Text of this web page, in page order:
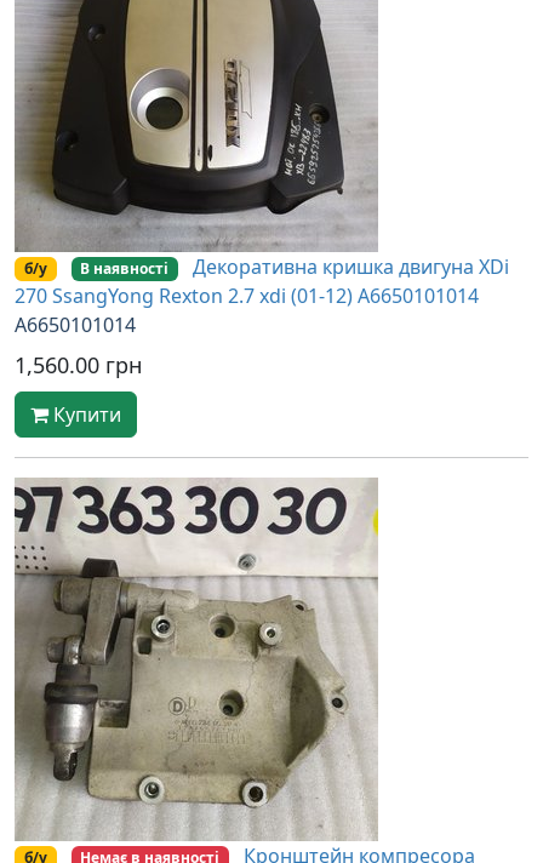
б/у В наявності
Декоративна кришка двигуна XDi
270 SsangYong Rexton 2.7 xdi (01-12) A6650101014
A6650101014
1,560.00 грн
Купити
б/у Немає в наявності Кронштейн компресора